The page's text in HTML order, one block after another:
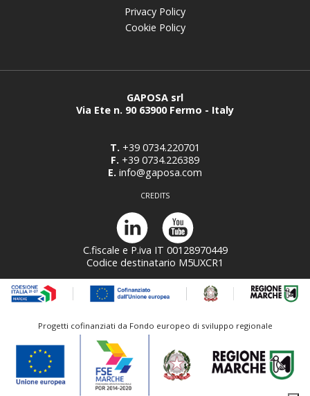
Privacy Policy
Cookie Policy
GAPOSA srl
Via Ete n. 90 63900 Fermo - Italy
T. +39 0734.220701
F. +39 0734.226389
E. info@gaposa.com
CREDITS
C.fiscale e P.iva IT 00128970449
Codice destinatario M5UXCR1
Progetti cofinanziati da Fondo europeo di sviluppo regionale